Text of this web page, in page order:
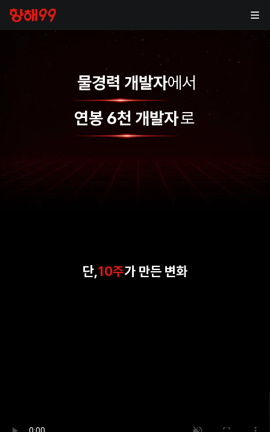
물경력 개발자
외주 개발업체
출퇴근 쳇바퀴
에서
연봉 6천 개발자
글로벌 서비스사
풀재택 프리랜서
로
단,10주가 만든 변화